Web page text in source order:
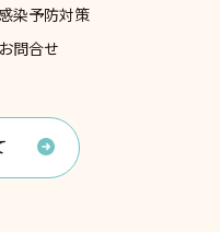
染予防対策
お問合せ